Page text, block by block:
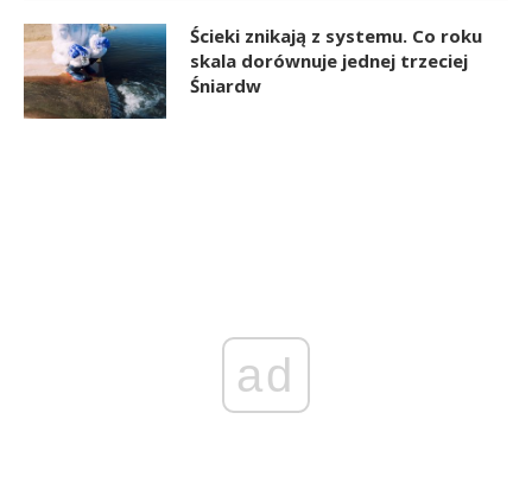
Ścieki znikają z systemu. Co roku
skala dorównuje jednej trzeciej
Śniardw
ad